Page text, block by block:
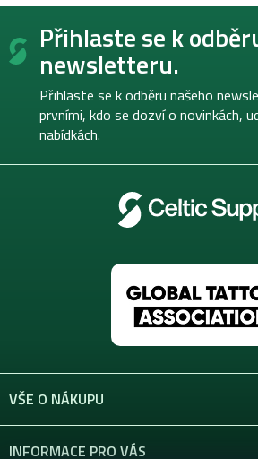
Z
Přihlaste se k
newsletteru.
Přihlaste se k odběru našeho
prvními, kdo se dozví o novinkách,
nabídkách.
VŠE O NÁKUPU
INFORMACE PRO VÁS